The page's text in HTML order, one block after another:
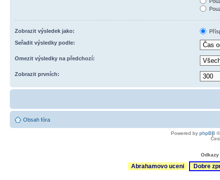
Zobrazit výsledek jako:
Seřadit výsledky podle:
Omezit výsledky na předchozí:
Zobrazit prvních:
Obsah fóra
Powered by phpBB
Abrahamovo uceni Dobre